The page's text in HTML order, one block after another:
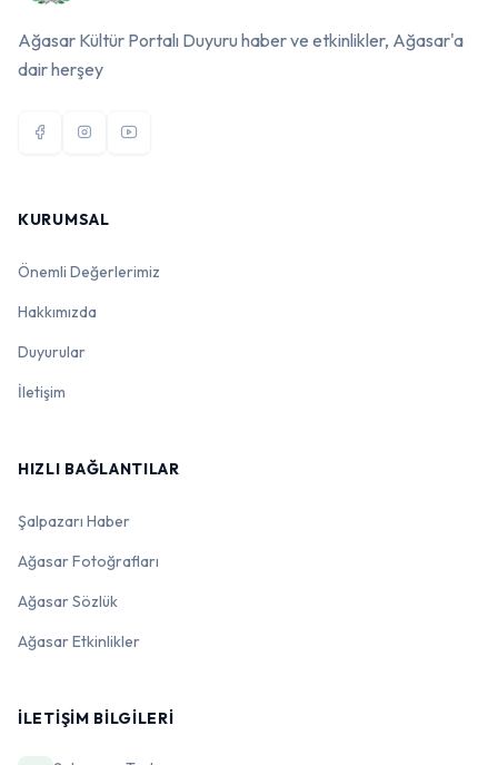
Ağasar Kültür Portalı Duyuru haber ve etkinlikler, Ağasar'a
dair herşey
KURUMSAL
Önemli Değerlerimiz
Hakkımızda
Duyurular
İletişim
HIZLI BAĞLANTILAR
Şalpazarı Haber
Ağasar Fotoğrafları
Ağasar Sözlük
Ağasar Etkinlikler
İLETIŞIM BILGILERI